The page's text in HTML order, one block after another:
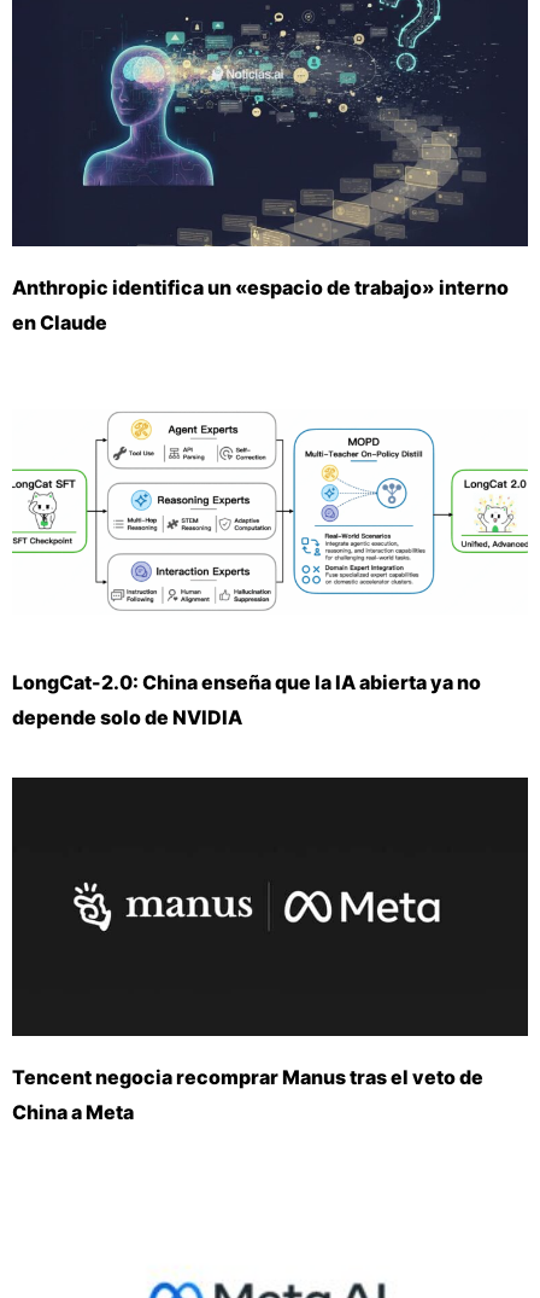
Anthropic identifica un «espacio de trabajo» interno
en Claude
LongCat-2.0: China enseña que la IA abierta ya no
depende solo de NVIDIA
Tencent negocia recomprar Manus tras el veto de
China a Meta